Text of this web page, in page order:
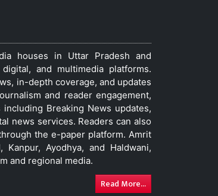
houses in Uttar Pradesh and
and multimedia platforms.
in-depth coverage, and updates
and reader engagement,
Breaking News updates,
news services. Readers can also
the e-paper platform. Amrit
Ayodhya, and Haldwani,
and regional media.
Read More...